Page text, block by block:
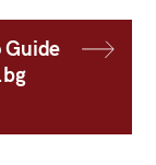
Guide